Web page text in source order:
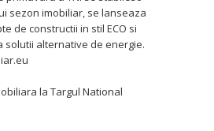
sezon imobiliar, se lanseaza
de constructii in stil ECO si
solutii alternative de energie.
la Targul National